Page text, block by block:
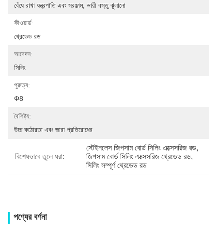
বেঁধে রাখা যন্ত্রপাতি এবং সরঞ্জাম, ভারী বস্তু ঝুলানো
কীওয়ার্ড:
থ্রেডেড রড
আবেদন:
সিলিং
পুরুত্ব:
Φ8
বৈশিষ্ট্য:
উচ্চ কঠোরতা এবং জারা প্রতিরোধের
বিশেষভাবে তুলে ধরা:
স্টেইনলেস জিপসাম বোর্ড সিলিং এক্সেসরিজ রড,
জিপসাম বোর্ড সিলিং এক্সেসরিজ থ্রেডেড রড,
সিলিং সম্পূর্ণ থ্রেডেড রড
পণ্যের বর্ণনা